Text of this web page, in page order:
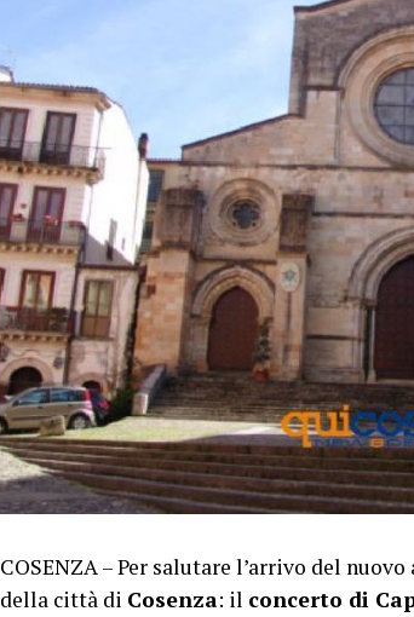
COSENZA – Per salutare l’arrivo del
della città di Cosenza: il concerto di